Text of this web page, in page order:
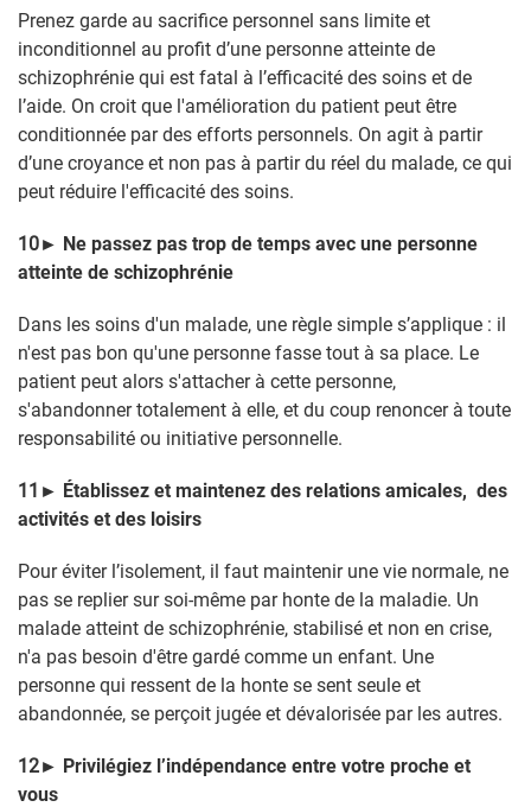
Prenez garde au sacrifice personnel sans limite et
inconditionnel au profit d’une personne atteinte de
schizophrénie qui est fatal à l’efficacité des soins et de
l’aide. On croit que l'amélioration du patient peut être
conditionnée par des efforts personnels. On agit à partir
d’une croyance et non pas à partir du réel du malade, ce qui
peut réduire l'efficacité des soins.
10► Ne passez pas trop de temps avec une personne
atteinte de schizophrénie
Dans les soins d'un malade, une règle simple s’applique : il
n'est pas bon qu'une personne fasse tout à sa place. Le
patient peut alors s'attacher à cette personne,
s'abandonner totalement à elle, et du coup renoncer à toute
responsabilité ou initiative personnelle.
11 ► Établissez et maintenez des relations amicales, des
activités et des loisirs
Pour éviter l’isolement, il faut maintenir une vie normale, ne
pas se replier sur soi-même par honte de la maladie. Un
malade atteint de schizophrénie, stabilisé et non en crise,
n'a pas besoin d'être gardé comme un enfant. Une
personne qui ressent de la honte se sent seule et
abandonnée, se perçoit jugée et dévalorisée par les autres.
12► Privilégiez l’indépendance entre votre proche et
vous